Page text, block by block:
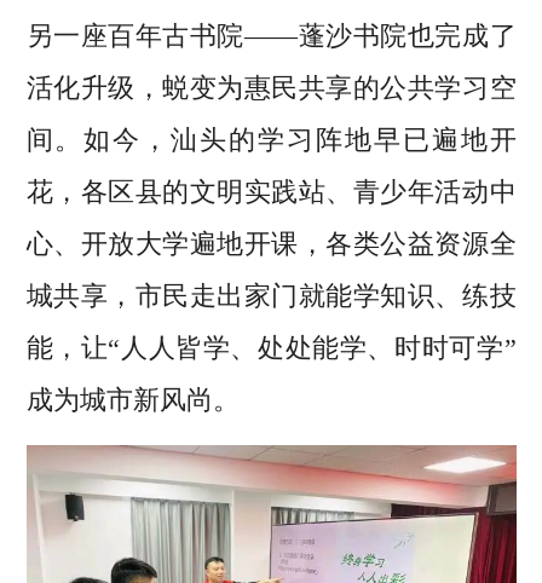
另一座百年古书院——蓬沙书院也完成了
活化升级，蜕变为惠民共享的公共学习空
间。如今，汕头的学习阵地早已遍地开
花，各区县的文明实践站、青少年活动中
心、开放大学遍地开课，各类公益资源全
城共享，市民走出家门就能学知识、练技
能，让“人人皆学、处处能学、时时可学”
成为城市新风尚。